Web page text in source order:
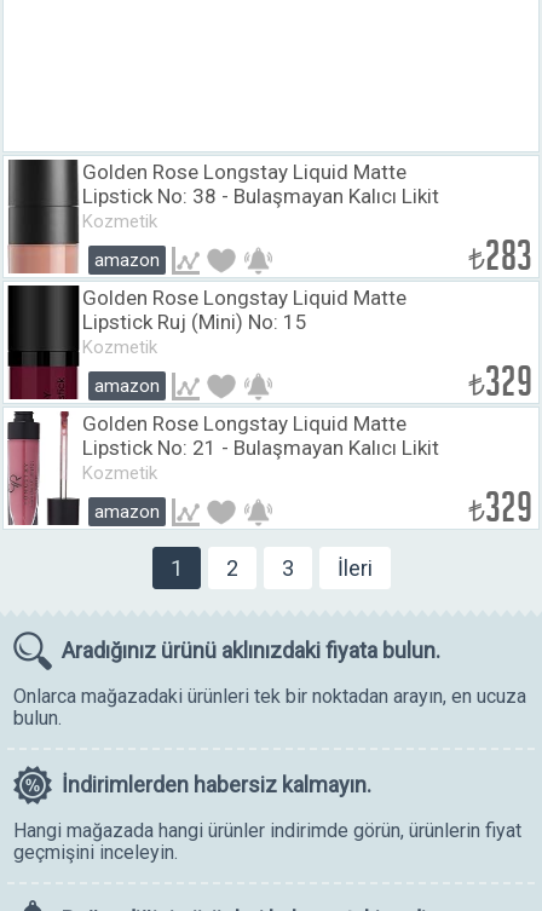
Golden Rose Longstay Liquid Matte
Lipstick No: 38 - Bulaşmayan Kalıcı Likit
Mat Ruj
Kozmetik
amazon
₺283
Golden Rose Longstay Liquid Matte
Lipstick Ruj (Mini) No: 15
Kozmetik
amazon
₺329
Golden Rose Longstay Liquid Matte
Lipstick No: 21 - Bulaşmayan Kalıcı Likit
Mat Ruj
Kozmetik
amazon
₺329
1 2 3 İleri
Aradığınız ürünü aklınızdaki fiyata bulun.
Onlarca mağazadaki ürünleri tek bir noktadan arayın, en ucuza
bulun.
İndirimlerden habersiz kalmayın.
Hangi mağazada hangi ürünler indirimde görün, ürünlerin fiyat
geçmişini inceleyin.